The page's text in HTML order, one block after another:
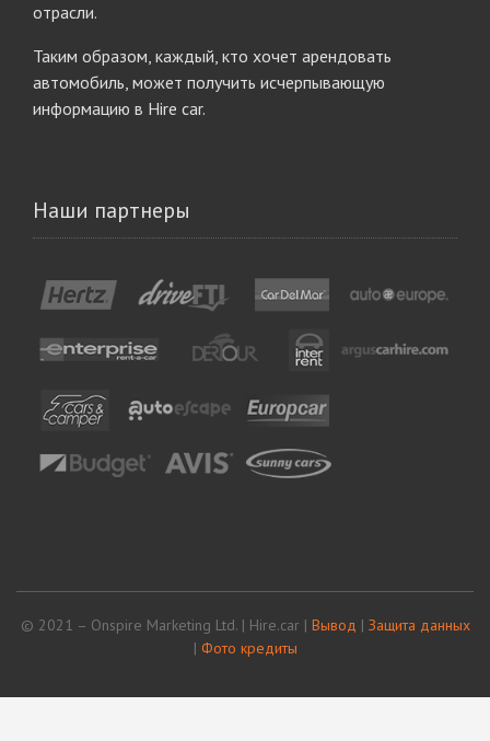
отрасли.
Таким образом, каждый, кто хочет арендовать
автомобиль, может получить исчерпывающую
информацию в Hire car.
Наши партнеры
© 2021 – Onspire Marketing Ltd. | Hire.car | Вывод | Защита данных
| Фото кредиты